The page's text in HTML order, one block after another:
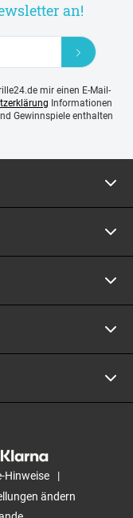
an!
mir einen E-Mail-
Informationen
Gewinnspiele enthalten
Hinweise
ändern